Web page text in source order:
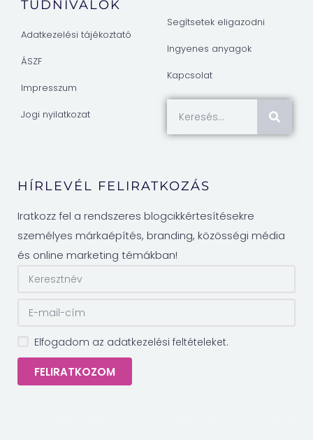
TUDNIVALÓK
Adatkezelési tájékoztató
ÁSZF
Impresszum
Jogi nyilatkozat
Segítsetek eligazodni
Ingyenes anyagok
Kapcsolat
HÍRLEVÉL FELIRATKOZÁS
Iratkozz fel a rendszeres blogcikkértesítésekre
személyes márkaépítés, branding, közösségi média
és online marketing témákban!
Elfogadom az adatkezelési feltételeket.
FELIRATKOZOM